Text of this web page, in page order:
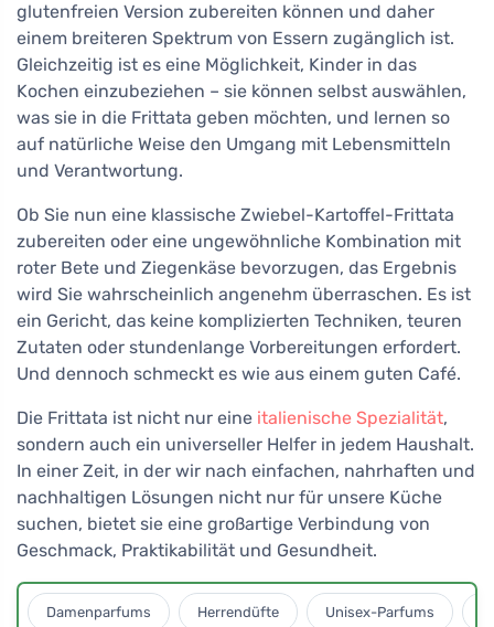
glutenfreien Version zubereiten können und daher
einem breiteren Spektrum von Essern zugänglich ist.
Gleichzeitig ist es eine Möglichkeit, Kinder in das
Kochen einzubeziehen – sie können selbst auswählen,
was sie in die Frittata geben möchten, und lernen so
auf natürliche Weise den Umgang mit Lebensmitteln
und Verantwortung.
Ob Sie nun eine klassische Zwiebel-Kartoffel-Frittata
zubereiten oder eine ungewöhnliche Kombination mit
roter Bete und Ziegenkäse bevorzugen, das Ergebnis
wird Sie wahrscheinlich angenehm überraschen. Es ist
ein Gericht, das keine komplizierten Techniken, teuren
Zutaten oder stundenlange Vorbereitungen erfordert.
Und dennoch schmeckt es wie aus einem guten Café.
Die Frittata ist nicht nur eine italienische Spezialität,
sondern auch ein universeller Helfer in jedem Haushalt.
In einer Zeit, in der wir nach einfachen, nahrhaften und
nachhaltigen Lösungen nicht nur für unsere Küche
suchen, bietet sie eine großartige Verbindung von
Geschmack, Praktikabilität und Gesundheit.
Damenparfums Herrendüfte Unisex-Parfums